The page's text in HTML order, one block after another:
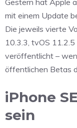
Gestern hat Apple
mit einem Update
Die jeweils vierte
10.3.3, tvOS
veröffentlicht –
öffentlichen Betas
iPhone
sein